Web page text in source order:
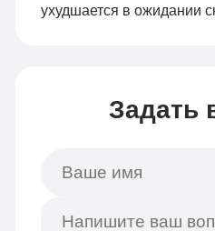
ухудшается в ожидании
Задать